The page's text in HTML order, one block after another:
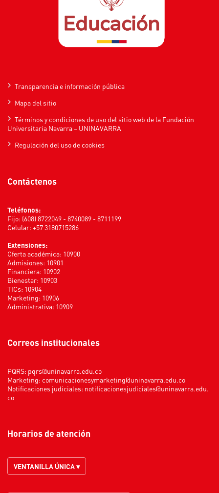
Transparencia e información pública
Mapa del sitio
Términos y condiciones de uso del sitio web de la Fundación
Universitaria Navarra – UNINAVARRA
Regulación del uso de cookies
Contáctenos
Teléfonos:
Fijo: (608) 8722049 - 8740089 - 8711199
Celular: +57 3180715286
Extensiones:
Oferta académica: 10900
Admisiones: 10901
Financiera: 10902
Bienestar: 10903
TICs: 10904
Marketing: 10906
Administrativa: 10909
Correos institucionales
PQRS: pqrs@uninavarra.edu.co
Marketing: comunicacionesymarketing@uninavarra.edu.co
Notificaciones judiciales: notificacionesjudiciales@uninavarra.edu.
co
Horarios de atención
VENTANILLA ÚNICA ▾